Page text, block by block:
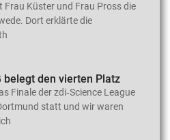
Frau Küster und Frau Pross die
Dort erklärte die
belegt den vierten Platz
Finale der zdi‑Science League
statt und wir waren